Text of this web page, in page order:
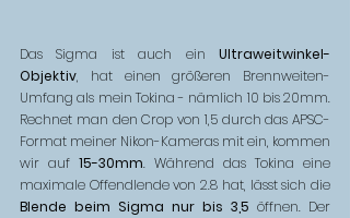
Das Sigma ist auch ein Ultraweitwinkel-
Objektiv, hat einen größeren Brennweiten-
Umfang als mein Tokina - nämlich 10 bis 20mm.
Rechnet man den Crop von 1,5 durch das APSC-
Format meiner Nikon-Kameras mit ein, kommen
wir auf 15-30mm. Während das Tokina eine
Blende beim Sigma nur bis 3,5 öffnen. Der